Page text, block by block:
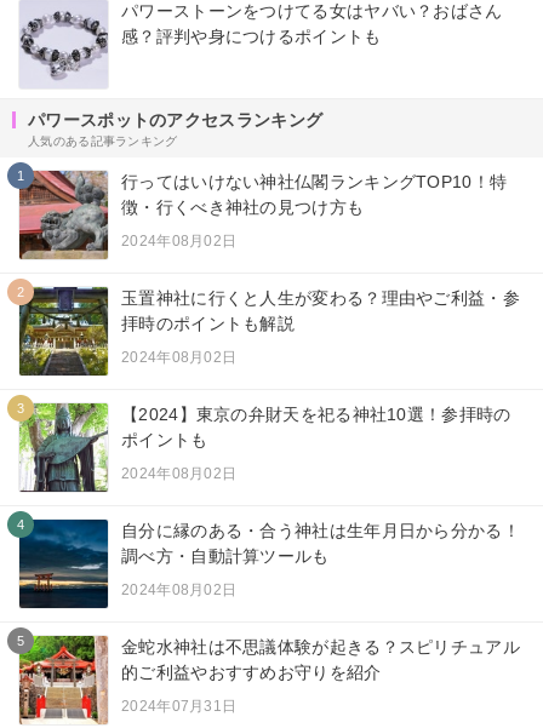
パワーストーンをつけてる女はヤバい？おばさん
感？評判や身につけるポイントも
パワースポットのアクセスランキング
人気のある記事ランキング
1
行ってはいけない神社仏閣ランキングTOP10！特
徴・行くべき神社の見つけ方も
2024年08月02日
2
玉置神社に行くと人生が変わる？理由やご利益・参
拝時のポイントも解説
2024年08月02日
3
【2024】東京の弁財天を祀る神社10選！参拝時の
ポイントも
2024年08月02日
4
自分に縁のある・合う神社は生年月日から分かる！
調べ方・自動計算ツールも
2024年08月02日
5
金蛇水神社は不思議体験が起きる？スピリチュアル
的ご利益やおすすめお守りを紹介
2024年07月31日